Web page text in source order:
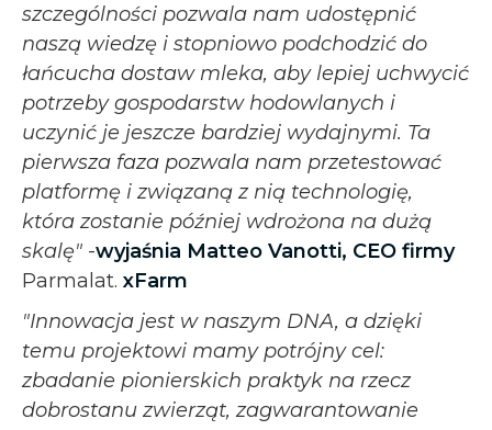
szczególności pozwala nam udostępnić
naszą wiedzę i stopniowo podchodzić do
łańcucha dostaw mleka, aby lepiej uchwycić
potrzeby gospodarstw hodowlanych i
uczynić je jeszcze bardziej wydajnymi. Ta
pierwsza faza pozwala nam przetestować
platformę i związaną z nią technologię,
która zostanie później wdrożona na dużą
skalę" -wyjaśnia Matteo Vanotti, CEO firmy
Parmalat. xFarm
"Innowacja jest w naszym DNA, a dzięki
temu projektowi mamy potrójny cel:
zbadanie pionierskich praktyk na rzecz
dobrostanu zwierząt, zagwarantowanie